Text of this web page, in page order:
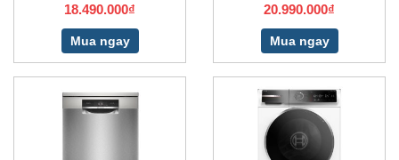
18.490.000₫
Mua ngay
20.990.000₫
Mua ngay